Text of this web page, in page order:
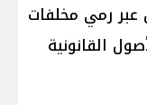
عبر رمي مخلفات
القانونية